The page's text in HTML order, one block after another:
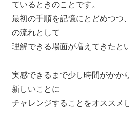
ているときのことです。
最初の手順を記憶にとどめつつ
の流れとして
理解できる場面が増えてきたと
実感できるまで少し時間がかか
新しいことに
チャレンジすることをオススメ